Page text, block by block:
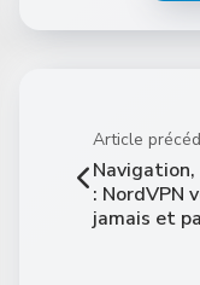
Article
: NordVPN
jamais et